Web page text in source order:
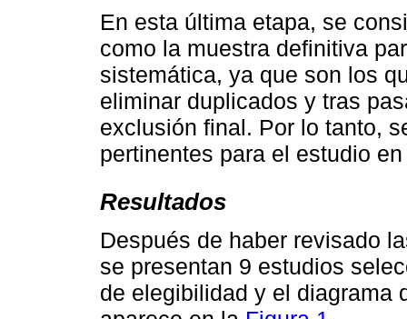
En esta última etapa, se
como la muestra definitiva
sistemática, ya que son los
eliminar duplicados y tras
exclusión final. Por lo tanto,
pertinentes para el estudio
Resultados
Después de haber revisado
se presentan 9 estudios
de elegibilidad y el diagrama